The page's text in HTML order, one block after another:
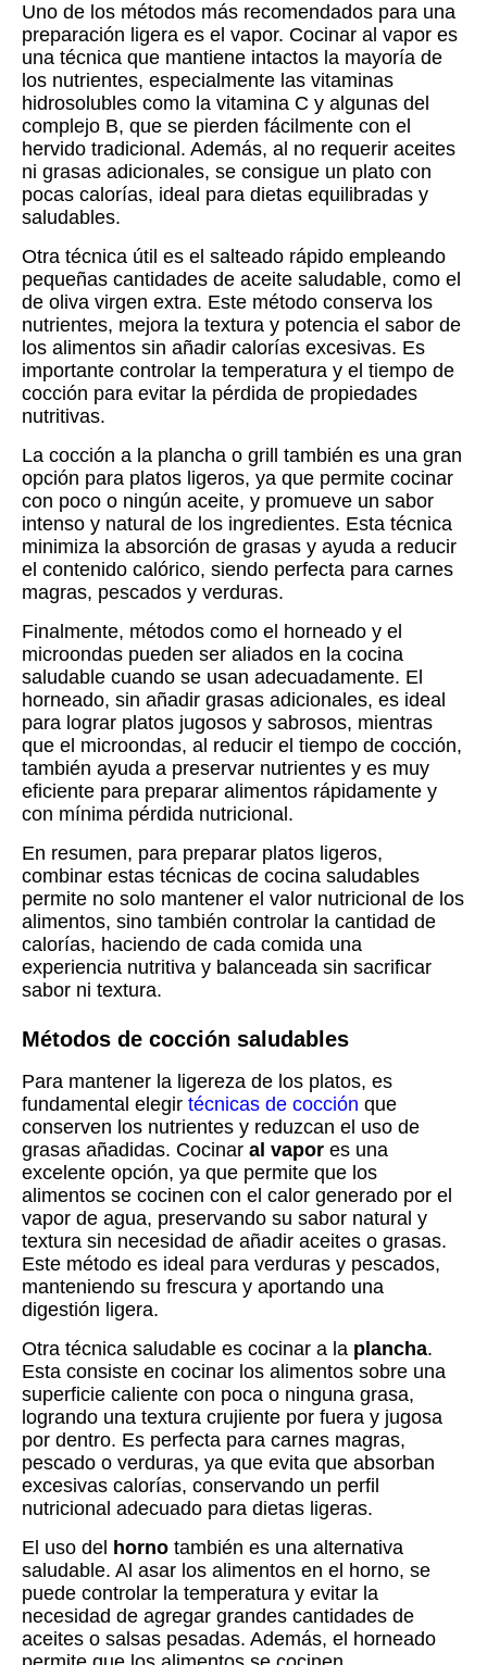
Uno de los métodos más recomendados para una
preparación ligera es el vapor. Cocinar al vapor es
una técnica que mantiene intactos la mayoría de
los nutrientes, especialmente las vitaminas
hidrosolubles como la vitamina C y algunas del
complejo B, que se pierden fácilmente con el
hervido tradicional. Además, al no requerir aceites
ni grasas adicionales, se consigue un plato con
pocas calorías, ideal para dietas equilibradas y
saludables.
Otra técnica útil es el salteado rápido empleando
pequeñas cantidades de aceite saludable, como el
de oliva virgen extra. Este método conserva los
nutrientes, mejora la textura y potencia el sabor de
los alimentos sin añadir calorías excesivas. Es
importante controlar la temperatura y el tiempo de
cocción para evitar la pérdida de propiedades
nutritivas.
La cocción a la plancha o grill también es una gran
opción para platos ligeros, ya que permite cocinar
con poco o ningún aceite, y promueve un sabor
intenso y natural de los ingredientes. Esta técnica
minimiza la absorción de grasas y ayuda a reducir
el contenido calórico, siendo perfecta para carnes
magras, pescados y verduras.
Finalmente, métodos como el horneado y el
microondas pueden ser aliados en la cocina
saludable cuando se usan adecuadamente. El
horneado, sin añadir grasas adicionales, es ideal
para lograr platos jugosos y sabrosos, mientras
que el microondas, al reducir el tiempo de cocción,
también ayuda a preservar nutrientes y es muy
eficiente para preparar alimentos rápidamente y
con mínima pérdida nutricional.
En resumen, para preparar platos ligeros,
combinar estas técnicas de cocina saludables
permite no solo mantener el valor nutricional de los
alimentos, sino también controlar la cantidad de
calorías, haciendo de cada comida una
experiencia nutritiva y balanceada sin sacrificar
sabor ni textura.
Métodos de cocción saludables
Para mantener la ligereza de los platos, es
fundamental elegir técnicas de cocción que
conserven los nutrientes y reduzcan el uso de
grasas añadidas. Cocinar al vapor es una
excelente opción, ya que permite que los
alimentos se cocinen con el calor generado por el
vapor de agua, preservando su sabor natural y
textura sin necesidad de añadir aceites o grasas.
Este método es ideal para verduras y pescados,
manteniendo su frescura y aportando una
digestión ligera.
Otra técnica saludable es cocinar a la plancha.
Esta consiste en cocinar los alimentos sobre una
superficie caliente con poca o ninguna grasa,
logrando una textura crujiente por fuera y jugosa
por dentro. Es perfecta para carnes magras,
pescado o verduras, ya que evita que absorban
excesivas calorías, conservando un perfil
nutricional adecuado para dietas ligeras.
El uso del horno también es una alternativa
saludable. Al asar los alimentos en el horno, se
puede controlar la temperatura y evitar la
necesidad de agregar grandes cantidades de
aceites o salsas pesadas. Además, el horneado